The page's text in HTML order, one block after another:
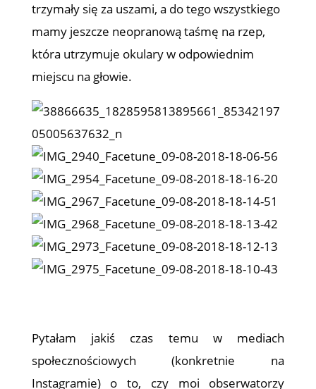
trzymały się za uszami, a do tego wszystkiego
mamy jeszcze neopranową taśmę na rzep,
która utrzymuje okulary w odpowiednim
miejscu na głowie.
Pytałam jakiś czas temu w mediach
społecznościowych (konkretnie na
Instagramie) o to, czy moi obserwatorzy